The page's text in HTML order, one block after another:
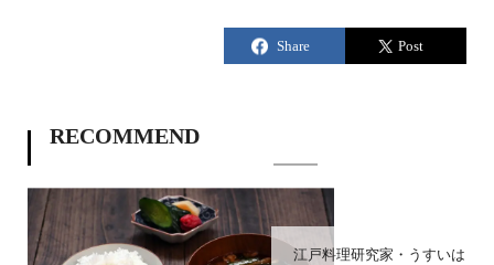
RECOMMEND
江戸料理研究家・うすいは